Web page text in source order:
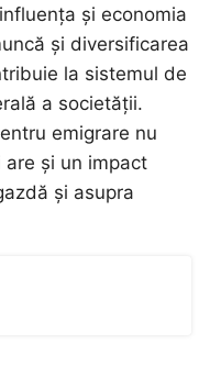
și economia
și diversificarea
la sistemul de
a societății.
emigrare nu
și un impact
și asupra